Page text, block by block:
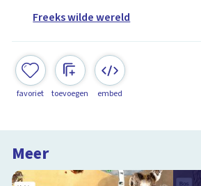
Freeks wilde wereld
favoriet toevoegen embed
Meer